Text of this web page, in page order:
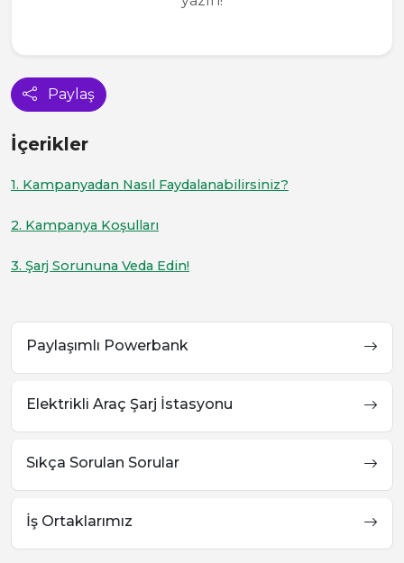
Paylaş
İçerikler
1. Kampanyadan Nasıl Faydalanabilirsiniz?
2. Kampanya Koşulları
3. Şarj Sorununa Veda Edin!
Paylaşımlı Powerbank
Elektrikli Araç Şarj İstasyonu
Sıkça Sorulan Sorular
İş Ortaklarımız